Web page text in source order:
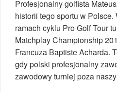
Profesjonalny golfista
historii tego sportu w Polsce.
ramach cyklu Pro Golf Tour
Matchplay Championship
Francuza Baptiste Acharda.
gdy polski profesjonalny
zawodowy turniej poza